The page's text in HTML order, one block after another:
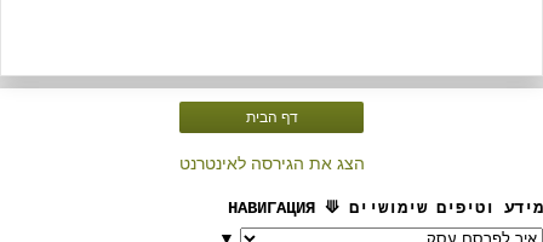
דף הבית
הצג את הגירסה לאינטרנט
מידע וטיפים שימושיים ⟱ НАВИГАЦИЯ